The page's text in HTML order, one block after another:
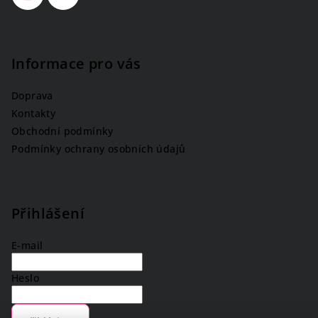
Informace pro vás
Doprava
Kontakty
Obchodní podmínky
Podmínky ochrany osobních údajů
Přihlášení
E-mail
Heslo